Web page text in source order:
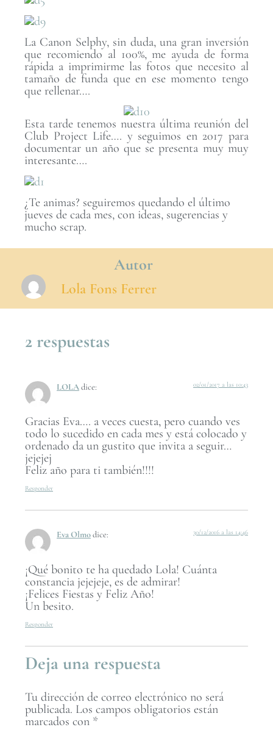
La Canon Selphy, sin duda, una gran inversión
que recomiendo al 100%, me ayuda de forma
rápida a imprimirme las fotos que necesito al
tamaño de funda que en ese momento tengo
que rellenar….
Esta tarde tenemos nuestra última reunión del
Club Project Life…. y seguimos en 2017 para
documentar un año que se presenta muy muy
interesante….
¿Te animas? seguiremos quedando el último
jueves de cada mes, con ideas, sugerencias y
mucho scrap.
Autor
Lola Fons Ferrer
2 respuestas
LOLAdice: 02/01/2017 a las 10:43
Gracias Eva…. a veces cuesta, pero cuando ves
todo lo sucedido en cada mes y está colocado y
ordenado da un gustito que invita a seguir…
jejejej
Feliz año para ti también!!!!
Responder
Eva Olmodice: 30/12/2016 a las 14:46
¡Qué bonito te ha quedado Lola! Cuánta
constancia jejejeje, es de admirar!
¡Felices Fiestas y Feliz Año!
Un besito.
Responder
Deja una respuesta
Tu dirección de correo electrónico no será
publicada. Los campos obligatorios están
marcados con *